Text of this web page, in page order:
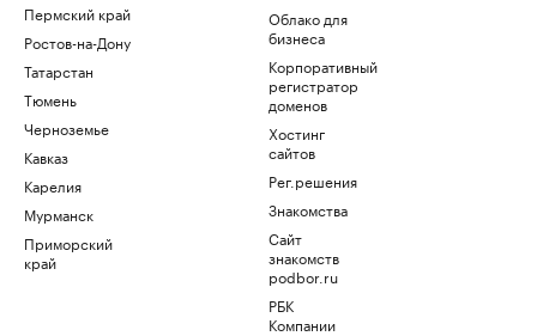
Пермский край
Ростов-на-Дону
Татарстан
Тюмень
Черноземье
Кавказ
Карелия
Мурманск
Приморский
край
Облако для
бизнеса
Корпоративный
регистратор
доменов
Хостинг
сайтов
Рег.решения
Знакомства
Сайт
знакомств
podbor.ru
РБК
Компании